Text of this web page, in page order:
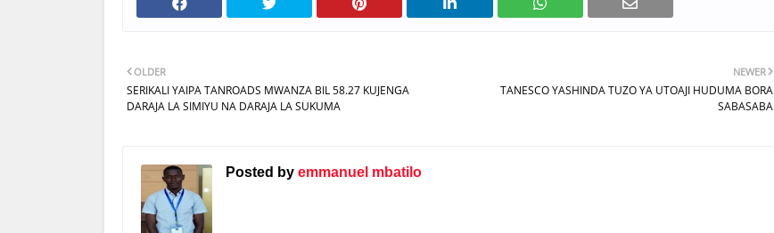
NEWER
TANESCO YASHINDA TUZO YA UTOAJI HUDUMA BORA
SABASABA
OLDER
SERIKALI YAIPA TANROADS MWANZA BIL 58.27 KUJENGA
DARAJA LA SIMIYU NA DARAJA LA SUKUMA
Posted by emmanuel mbatilo